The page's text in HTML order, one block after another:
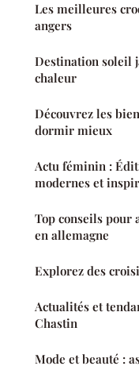
Les meilleures
angers
Destination soleil
chaleur
Découvrez les
dormir mieux
Actu féminin :
modernes et
Top conseils pour
en allemagne
Explorez des
Actualités et
Chastin
Mode et beauté :